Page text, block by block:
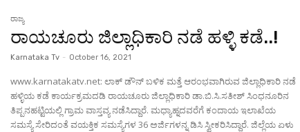
ರಾಜ್ಯ
ರಾಯಚೂರು ಜಿಲ್ಲಾಧಿಕಾರಿ ನಡೆ ಹಳ್ಳಿ ಕಡೆ..!
Karnataka Tv - October 16, 2021
www.karnatakatv.net: ಲಾಕ್ ಡೌನ್ ಬಳಿಕ ಮತ್ತೆ ಆರಂಭವಾಗಿರುವ ಜಿಲ್ಲಾಧಿಕಾರಿ ನಡೆ
ಹಳ್ಳಿಯ ಕಡೆ ಕಾರ್ಯಕ್ರಮದಡಿ ರಾಯಚೂರು ಜಿಲ್ಲಾಧಿಕಾರಿ ಡಾ.ಬಿ.ಸಿ.ಸತೀಶ್ ಸಿಂಧನೂರಿನ
ತಿಪ್ಪನಹಟ್ಟಿಯಲ್ಲಿ ಗ್ರಾಮ ವಾಸ್ತವ್ಯ ನಡೆಸಿದ್ದಾರೆ. ಮಧ್ಯಾಹ್ನದವರೆಗೆ ಕಂದಾಯ ಇಲಾಖೆಯ
ಸಮಸ್ಯೆ ಸೇರಿದಂತೆ ವಯಕ್ತಿಕ ಸಮಸ್ಯೆಗಳ 36 ಅರ್ಜಿಗಳನ್ನ ಡಿಸಿ ಸ್ವೀಕರಿಸಿದ್ದಾರೆ. ಜಿಲ್ಲೆಯ ಏಳು